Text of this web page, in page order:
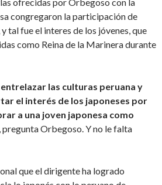
congregaron la participación de
tal fue el interes de los jóvenes, que
como Reina de la Marinera durante
las culturas peruana y
el interés de los japoneses por
a una joven japonesa como
, pregunta Orbegoso. Y no le falta
que el dirigente ha logrado